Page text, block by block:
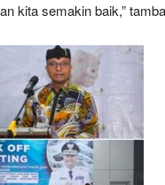
kita semakin baik,”